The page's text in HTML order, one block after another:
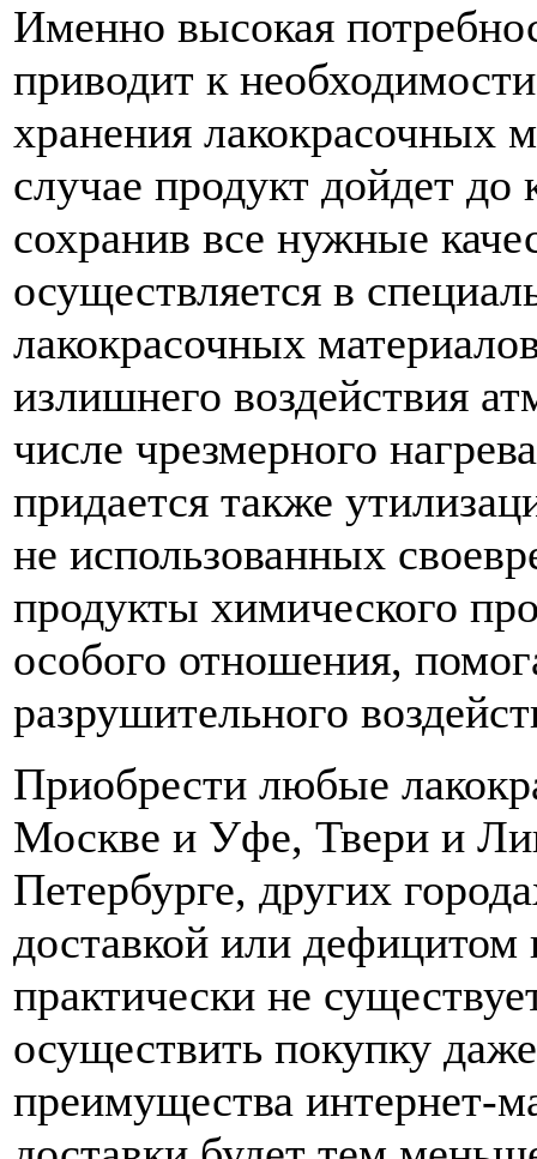
Именно высокая
приводит к
хранения лакокрасочных
случае продукт дойдет до
сохранив все нужные
осуществляется в
лакокрасочных
излишнего воздействия
числе чрезмерного
придается также
не использованных
продукты химического
особого отношения,
разрушительного
Приобрести любые
Москве и Уфе, Твери и
Петербурге, других
доставкой или дефицитом
практически не
осуществить покупку
преимущества интернет-